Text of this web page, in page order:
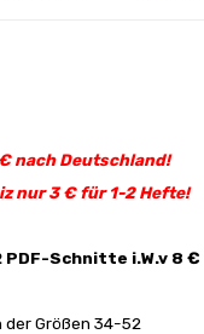
nach Deutschland!
nur 3 € für 1-2 Hefte!
Schnitte i.W.v 8 €
Größen 34-52